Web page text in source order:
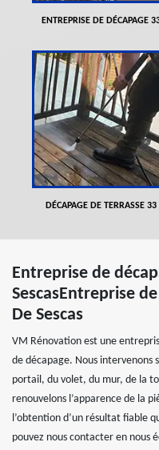
ENTREPRISE DE DÉCAPAGE
DÉCAPAGE DE TERRASSE 33
Entreprise de
SescasEntreprise
De Sescas
VM Rénovation est une
de décapage. Nous
portail, du volet, du mur, de la
renouvelons l’apparence de la
l’obtention d’un résultat fiable
pouvez nous contacter en nous